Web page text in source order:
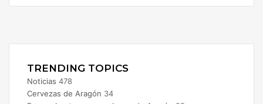
TRENDING TOPICS
Noticias 478
Cervezas de Aragón 34